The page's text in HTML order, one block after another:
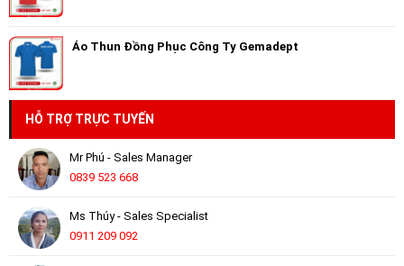
Áo Thun Đồng Phục Công Ty Gemadept
HỖ TRỢ TRỰC TUYẾN
Mr Phú - Sales Manager
0839 523 668
Ms Thúy - Sales Specialist
0911 209 092